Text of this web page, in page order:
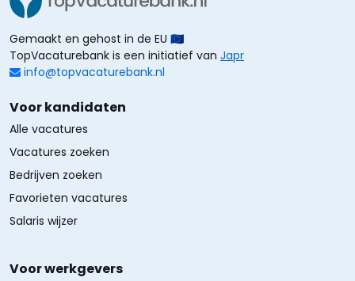
Gemaakt en gehost in de EU 🇪🇺
TopVacaturebank is een initiatief van Japr
info@topvacaturebank.nl
Voor kandidaten
Alle vacatures
Vacatures zoeken
Bedrijven zoeken
Favorieten vacatures
Salaris wijzer
Voor werkgevers